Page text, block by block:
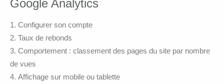
Google Analytics
Configurer son compte
Taux de rebonds
Comportement : classement des pages du site par nombre
de vues
Affichage sur mobile ou tablette